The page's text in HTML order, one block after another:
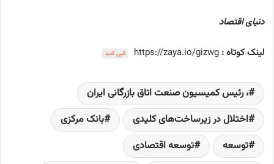
دنیای اقتصاد
لینک کوتاه : https://zaya.io/gizwg کپی کنید
، رئیس کمیسیون صنعت اتاق بازرگانی ایران
اختلال در زیرساخت‌های کلیدی
بانک مرکزی
توسعه‌
توسعه اقتصادی